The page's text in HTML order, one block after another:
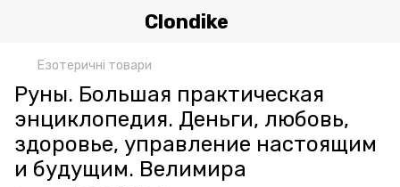
Clondike
Езотеричні товари
Руны. Большая практическая
энциклопедия. Деньги, любовь,
здоровье, управление настоящим
и будущим. Велимира